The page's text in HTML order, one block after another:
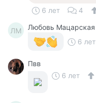
6 лет 4
ЛМ
Любовь Мацарская
6 лет
Пвв
6 лет